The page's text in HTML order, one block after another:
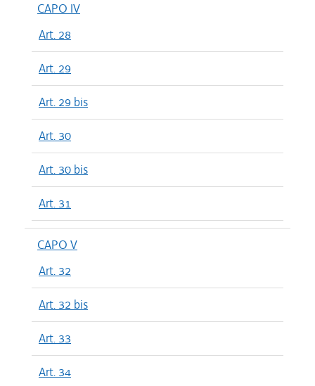
CAPO IV
Art. 28
Art. 29
Art. 29 bis
Art. 30
Art. 30 bis
Art. 31
CAPO V
Art. 32
Art. 32 bis
Art. 33
Art. 34